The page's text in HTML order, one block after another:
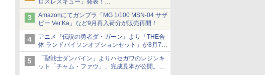
ロスレスキュー」発表！
詳細は後日公開予定
Amazonにてガンプラ「MG 1/100 MSN-04 サザ
ビー Ver.Ka」など9月再入荷分が販売再開！
アニメ『伝説の勇者ダ・ガーン』より「THE合
体 ランドバイソンオプションセット」が8月7日
から予約受付開始！
「聖戦士ダンバイン」よりハセガワのレジンキ
ット「チャム・ファウ」、完成見本が公開。9